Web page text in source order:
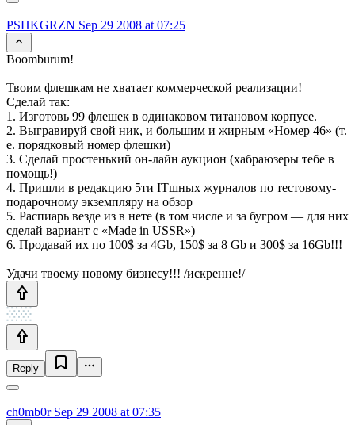
PSHKGRZN Sep 29 2008 at 07:25
Boomburum!
Твоим флешкам не хватает коммерческой реализации!
Сделай так:
1. Изготовь 99 флешек в одинаковом титановом корпусе.
2. Выгравируй свой ник, и большим и жирным «Номер 46» (т.
е. порядковый номер флешки)
3. Сделай простенький он-лайн аукцион (хабраюзеры тебе в
помощь!)
4. Пришли в редакцию 5ти ITшных журналов по тестовому-
подарочному экземпляру на обзор
5. Распиарь везде из в нете (в том числе и за бугром — для них
сделай вариант с «Made in USSR»)
6. Продавай их по 100$ за 4Gb, 150$ за 8 Gb и 300$ за 16Gb!!!
Удачи твоему новому бизнесу!!! /искренне!/
Reply
ch0mb0rSep 29 2008 at 07:35